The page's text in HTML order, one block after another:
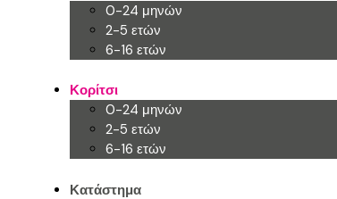
0-24 μηνών
2-5 ετών
6-16 ετών
Κορίτσι
0-24 μηνών
2-5 ετών
6-16 ετών
Κατάστημα